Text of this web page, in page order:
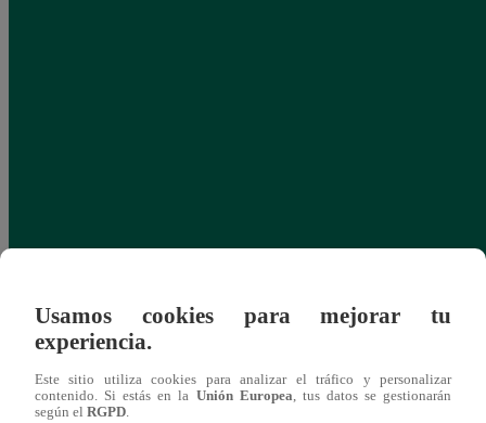
Usamos cookies para mejorar tu
experiencia.
Este sitio utiliza cookies para analizar el tráfico y personalizar
contenido. Si estás en la Unión Europea , tus datos se gestionarán
según el RGPD